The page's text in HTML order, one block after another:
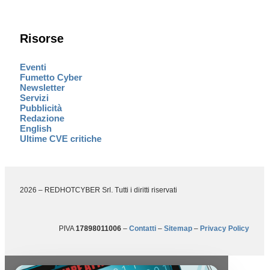
Risorse
Eventi
Fumetto Cyber
Newsletter
Servizi
Pubblicità
Redazione
English
Ultime CVE critiche
2026 – REDHOTCYBER Srl. Tutti i diritti riservati
PIVA17898011006 – Contatti – Sitemap – Privacy Policy